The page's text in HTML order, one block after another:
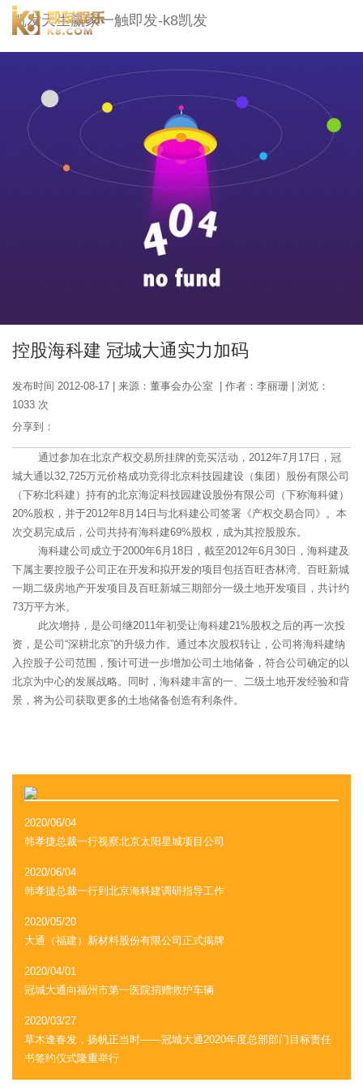
冠城大通-凯发天生赢家一触即发
凯发天生赢家一触即发-k8凯发
控股海科建 冠城大通实力加码
发布时间 2012-08-17 来源：董事会办公室 作者：李丽珊
浏览：
1033 次
分享到：
通过参加在北京产权交易所挂牌的竞买活动，2012年7月17日，冠
城大通以32,725万元价格成功竞得北京科技园建设（集团）股份有限公司
（下称北科建）持有的北京海淀科技园建设股份有限公司（下称海科健）
20%股权，并于2012年8月14日与北科建公司签署《产权交易合同》。本
次交易完成后，公司共持有海科建69%股权，成为其控股股东。
海科建公司成立于2000年6月18日，截至2012年6月30日，海科建及
下属主要控股子公司正在开发和拟开发的项目包括百旺杏林湾、百旺新城
一期二级房地产开发项目及百旺新城三期部分一级土地开发项目，共计约
73万平方米。
此次增持，是公司继2011年初受让海科建21%股权之后的再一次投
资，是公司“深耕北京”的升级力作。通过本次股权转让，公司将海科建纳
入控股子公司范围，预计可进一步增加公司土地储备，符合公司确定的以
北京为中心的发展战略。同时，海科建丰富的一、二级土地开发经验和背
景，将为公司获取更多的土地储备创造有利条件。
2020/06/04
韩孝捷总裁一行视察北京太阳星城项目公司
2020/06/04
韩孝捷总裁一行到北京海科建调研指导工作
2020/05/20
大通（福建）新材料股份有限公司正式揭牌
2020/04/01
冠城大通向福州市第一医院捐赠救护车辆
2020/03/27
草木逢春发，扬帆正当时——冠城大通2020年度总部部门目标责任
书签约仪式隆重举行